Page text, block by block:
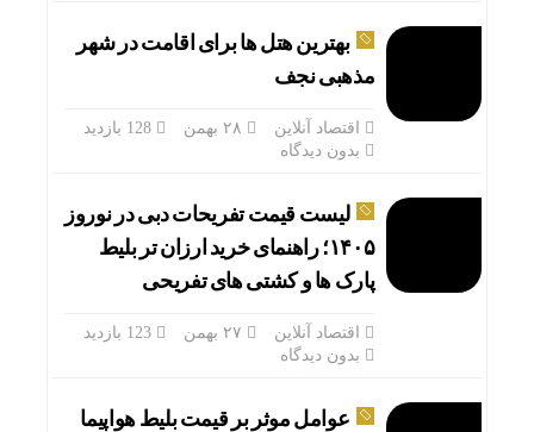
بهترین هتل ها برای اقامت در شهر
مذهبی نجف
اقتصاد آنلاین
بدون دیدگاه
لیست قیمت تفریحات دبی در نوروز
۱۴۰۵؛ راهنمای خرید ارزان تر بلیط
پارک ها و کشتی های تفریحی
اقتصاد آنلاین
بدون دیدگاه
عوامل موثر بر قیمت بلیط هواپیما